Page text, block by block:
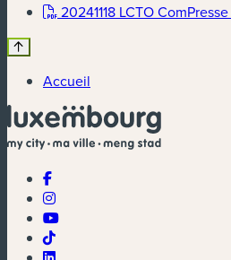
20241118 LCTO
Accueil